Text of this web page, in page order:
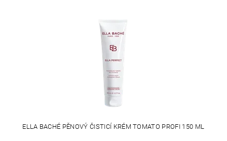
ELLA BACHÉ PĚNOVÝ ČISTICÍ KRÉM TOMATO PROFI 150 ML